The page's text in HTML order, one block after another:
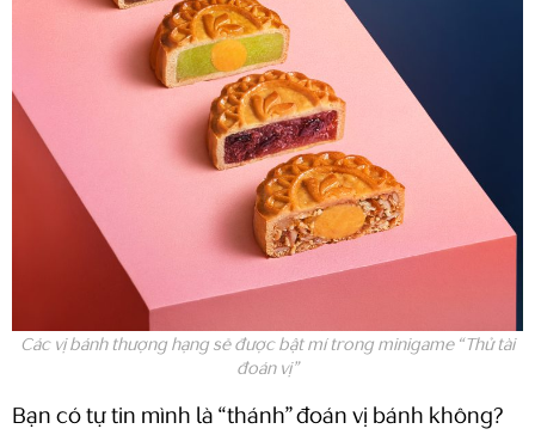
Các vị bánh thượng hạng sẽ được bật mí trong minigame “Thử tài
đoán vị”
Bạn có tự tin mình là “thánh” đoán vị bánh không?